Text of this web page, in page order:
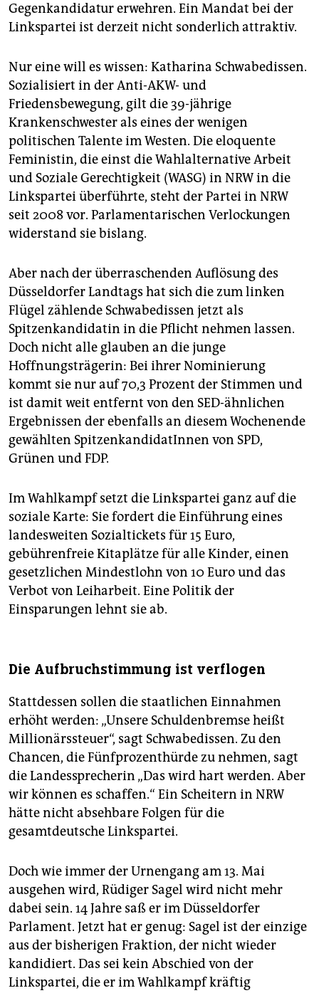
Gegenkandidatur erwehren. Ein Mandat bei der
Linkspartei ist derzeit nicht sonderlich attraktiv.
Nur eine will es wissen: Katharina Schwabedissen.
Sozialisiert in der Anti-AKW- und
Friedensbewegung, gilt die 39-jährige
Krankenschwester als eines der wenigen
politischen Talente im Westen. Die eloquente
Feministin, die einst die Wahlalternative Arbeit
und Soziale Gerechtigkeit (WASG) in NRW in die
Linkspartei überführte, steht der Partei in NRW
seit 2008 vor. Parlamentarischen Verlockungen
widerstand sie bislang.
Aber nach der überraschenden Auflösung des
Düsseldorfer Landtags hat sich die zum linken
Flügel zählende Schwabedissen jetzt als
Spitzenkandidatin in die Pflicht nehmen lassen.
Doch nicht alle glauben an die junge
Hoffnungsträgerin: Bei ihrer Nominierung
kommt sie nur auf 70,3 Prozent der Stimmen und
ist damit weit entfernt von den SED-ähnlichen
Ergebnissen der ebenfalls an diesem Wochenende
gewählten SpitzenkandidatInnen von SPD,
Grünen und FDP.
Im Wahlkampf setzt die Linkspartei ganz auf die
soziale Karte: Sie fordert die Einführung eines
landesweiten Sozialtickets für 15 Euro,
gebührenfreie Kitaplätze für alle Kinder, einen
gesetzlichen Mindestlohn von 10 Euro und das
Verbot von Leiharbeit. Eine Politik der
Einsparungen lehnt sie ab.
Die Aufbruchstimmung ist verflogen
Stattdessen sollen die staatlichen Einnahmen
erhöht werden: „Unsere Schuldenbremse heißt
Millionärssteuer“, sagt Schwabedissen. Zu den
Chancen, die Fünfprozenthürde zu nehmen, sagt
die Landessprecherin „Das wird hart werden. Aber
wir können es schaffen.“ Ein Scheitern in NRW
hätte nicht absehbare Folgen für die
gesamtdeutsche Linkspartei.
Doch wie immer der Urnengang am 13. Mai
ausgehen wird, Rüdiger Sagel wird nicht mehr
dabei sein. 14 Jahre saß er im Düsseldorfer
Parlament. Jetzt hat er genug: Sagel ist der einzige
aus der bisherigen Fraktion, der nicht wieder
kandidiert. Das sei kein Abschied von der
Linkspartei, die er im Wahlkampf kräftig